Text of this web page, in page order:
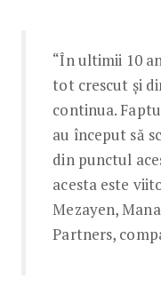
“În ultimii 10
tot crescut și
continua.
au început să
din punctul
acesta este
Mezayen,
Partners,